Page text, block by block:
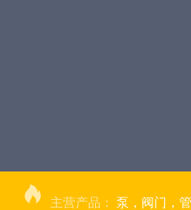
主营产品： 泵，阀门，